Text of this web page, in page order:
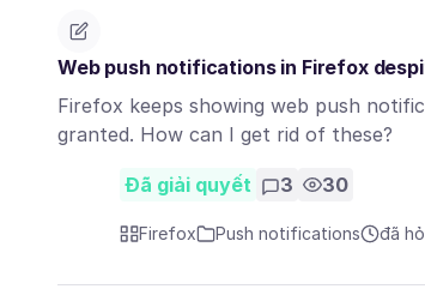
Web push notifications in Firefox
Firefox keeps showing web push
granted. How can I get rid of these?
Đã giải quyết 3 30
Firefox Push notifications đã